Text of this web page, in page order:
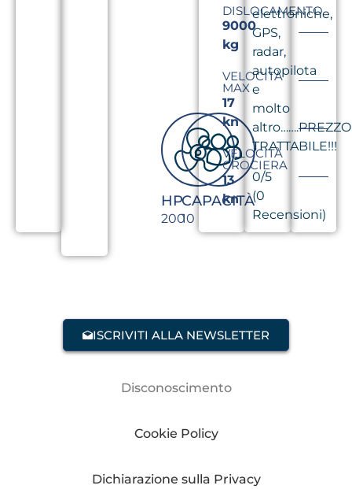
HP
200
CAPACITÀ
10
DISLOCAMENTO
9000
kg
VELOCITÀ
MAX
17
kn
VELOCITÀ
CROCIERA
13
kn
elettroniche,
GPS,
radar,
autopilota
e
molto
altro…….PREZZO
TRATTABILE!!!
0/5
(0
Recensioni)
ISCRIVITI ALLA NEWSLETTER
Disconoscimento
Cookie Policy
Dichiarazione sulla Privacy